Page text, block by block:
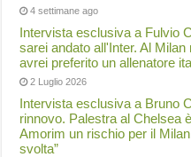
4 settimane ago
Intervista esclusiva a Fulvio
sarei andato all'Inter. Al
avrei preferito un allenatore
2 Luglio 2026
Intervista esclusiva a Bruno
rinnovo. Palestra al Chelsea
Amorim un rischio per il
svolta”